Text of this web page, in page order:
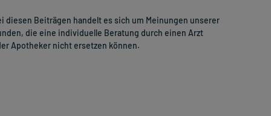
diesen Beiträgen handelt es sich um Meinungen unserer
die eine individuelle Beratung durch einen Arzt
Apotheker nicht ersetzen können.